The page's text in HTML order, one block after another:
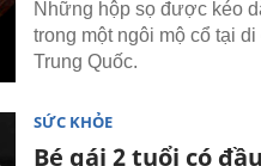
Những hộp sọ được kéo
trong một ngôi mộ cổ tại
Trung Quốc.
SỨC KHỎE
Bé gái 2 tuổi có